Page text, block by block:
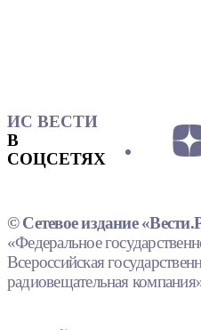
ИС ВЕСТИ
В
СОЦСЕТЯХ
© Сетевое издание
«Федеральное
Всероссийская
радиовещательная